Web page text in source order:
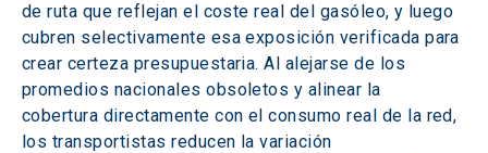
de ruta que reflejan el coste real del gasóleo, y luego
cubren selectivamente esa exposición verificada para
crear certeza presupuestaria. Al alejarse de los
promedios nacionales obsoletos y alinear la
cobertura directamente con el consumo real de la red,
los transportistas reducen la variación